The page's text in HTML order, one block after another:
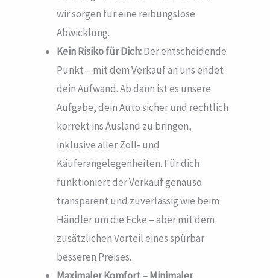
wir sorgen für eine reibungslose
Abwicklung.
Kein Risiko für Dich:Der entscheidende
Punkt – mit dem Verkauf an uns endet
dein Aufwand. Ab dann ist es unsere
Aufgabe, dein Auto sicher und rechtlich
korrekt ins Ausland zu bringen,
inklusive aller Zoll- und
Käuferangelegenheiten. Für dich
funktioniert der Verkauf genauso
transparent und zuverlässig wie beim
Händler um die Ecke – aber mit dem
zusätzlichen Vorteil eines spürbar
besseren Preises.
Maximaler Komfort – Minimaler